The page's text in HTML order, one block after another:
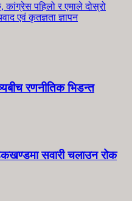
पहिलो र एमाले दोस्रो
एवं कृतज्ञता ज्ञापन
रणनीतिक भिडन्त
सवारी चलाउन रोक